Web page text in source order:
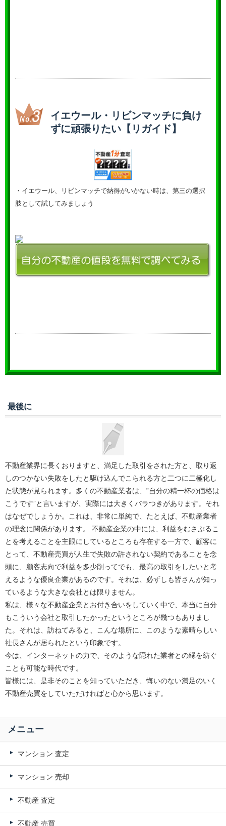
イエウール・リビンマッチに負け
ずに頑張りたい【リガイド】
・イエウール、リビンマッチで納得がいかない時は、第三の選択
肢として試してみましょう
最後に
不動産業界に長くおりますと、満足した取引をされた方と、取り返
しのつかない失敗をしたと駆け込んでこられる方と二つに二極化し
た状態が見られます。多くの不動産業者は、”自分の精一杯の価格は
こうです”と言いますが、実際には大きくバラつきがあります。それ
はなぜでしょうか。これは、非常に単純で、たとえば、不動産業者
の理念に関係があります。 不動産企業の中には、利益をむさぶるこ
とを考えることを主眼にしているところも存在する一方で、顧客に
とって、不動産売買が人生で失敗の許されない契約であることを念
頭に、顧客志向で利益を多少削ってでも、最高の取引をしたいと考
えるような優良企業があるのです。それは、必ずしも皆さんが知っ
ているような大きな会社とは限りません。
私は、様々な不動産企業とお付き合いをしていく中で、本当に自分
もこういう会社と取引したかったというところが幾つもありまし
た。それは、訪ねてみると、こんな場所に、このような素晴らしい
社長さんが居られたという印象です。
今は、インターネットの力で、そのような隠れた業者との縁を紡ぐ
ことも可能な時代です。
皆様には、是非そのことを知っていただき、悔いのない満足のいく
不動産売買をしていただければと心から思います。
メニュー
マンション 査定
マンション 売却
不動産 査定
不動産 売買